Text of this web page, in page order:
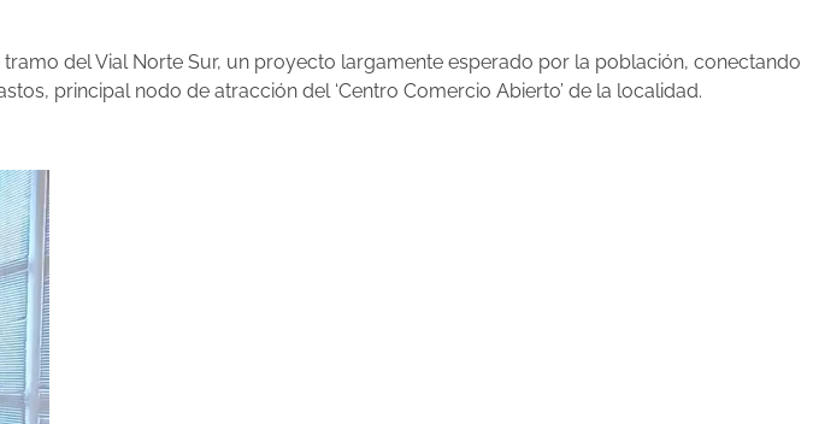
del Vial Norte Sur, un proyecto largamente esperado por la población, conectando
principal nodo de atracción del ‘Centro Comercio Abierto’ de la localidad.